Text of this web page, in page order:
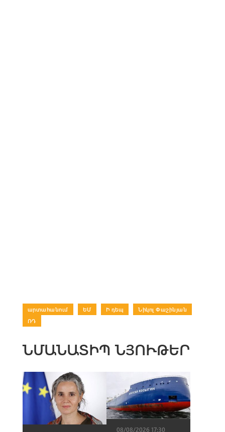
արտահանում ԵՄ Ի դեպ Նիկոլ Փաշինյան
ՌԴ
ՆՄԱՆԱՏԻՊ ՆՅՈՒԹԵՐ
08/08/2026 17:30